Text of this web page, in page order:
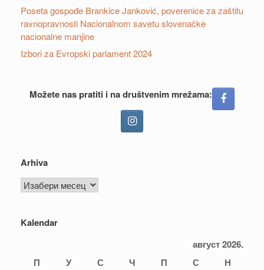
Poseta gospođe Brankice Janković, poverenice za zaštitu
ravnopravnosti Nacionalnom savetu slovenačke
nacionalne manjine
Izbori za Evropski parlament 2024
Možete nas pratiti i na društvenim mrežama:
Arhiva
Arhiva
Kalendar
август 2026.
П
У С Ч П С Н